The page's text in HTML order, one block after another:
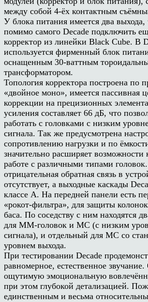
между собой 4-ёх контактным
У блока питания имеется два выхода,
помимо самого Decade подключить
корректор из линейки Black Cube. В
используется фирменный блок
оснащенным 30-ваттным
трансформатором.
Топология корректора построена по
«двойное моно», имеется пассивная
коррекции на прецизионных
усиления составляет 66 дБ, что
работать с головками с низким
сигнала. Так же предусмотрена
сопротивлению нагрузки и по
значительно расширяет возможности
работе с различными типами
отрицательная обратная связь в
отсутствует, а выходные каскады
классе А. На передней панели есть
«рокот-фильтра», для защиты
баса. По соседству с ним находятся
для MM-головок и МС (с низким
сигнала), и отдельный для МС со
уровнем выхода.
При тестировании Decade
равномерное, естественное
ощутимую эмоциональную
при этом глубокой детализацией.
единственным и весьма